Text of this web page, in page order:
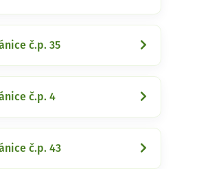
č.p. 35
č.p. 4
č.p. 43